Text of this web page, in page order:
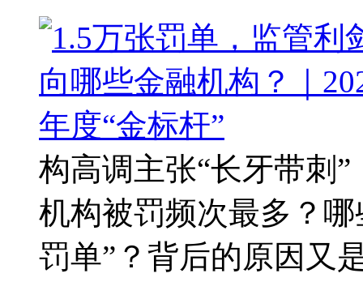
构高调主张“长牙带刺
机构被罚频次最多？
罚单”？背后的原因又